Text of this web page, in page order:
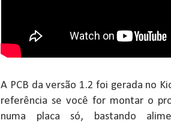
A PCB da versão 1.2 foi gerada no
referência se você for montar o
numa placa só, bastando